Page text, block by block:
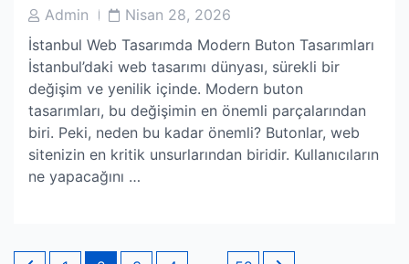
PostAdmin
PostNisan 28, 2026
İstanbul Web Tasarımda Modern Buton Tasarımları
İstanbul’daki web tasarımı dünyası, sürekli bir
değişim ve yenilik içinde. Modern buton
tasarımları, bu değişimin en önemli parçalarından
biri. Peki, neden bu kadar önemli? Butonlar, web
sitenizin en kritik unsurlarından biridir. Kullanıcıların
ne yapacağını …